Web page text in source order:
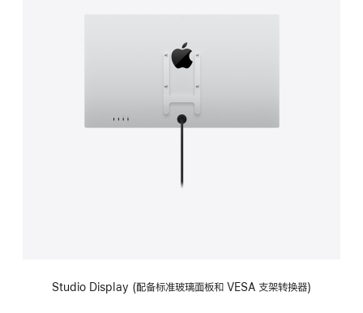
Studio Display (配备标准玻璃面板和 VESA 支架转换器)